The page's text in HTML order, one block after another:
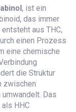
, ist ein
das immer
aus THC,
einen Prozess
eine chemische
die Struktur
zwischen
Das
HHC